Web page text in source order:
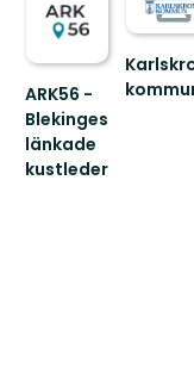
ARK56 -
Blekinges
länkade
kustleder